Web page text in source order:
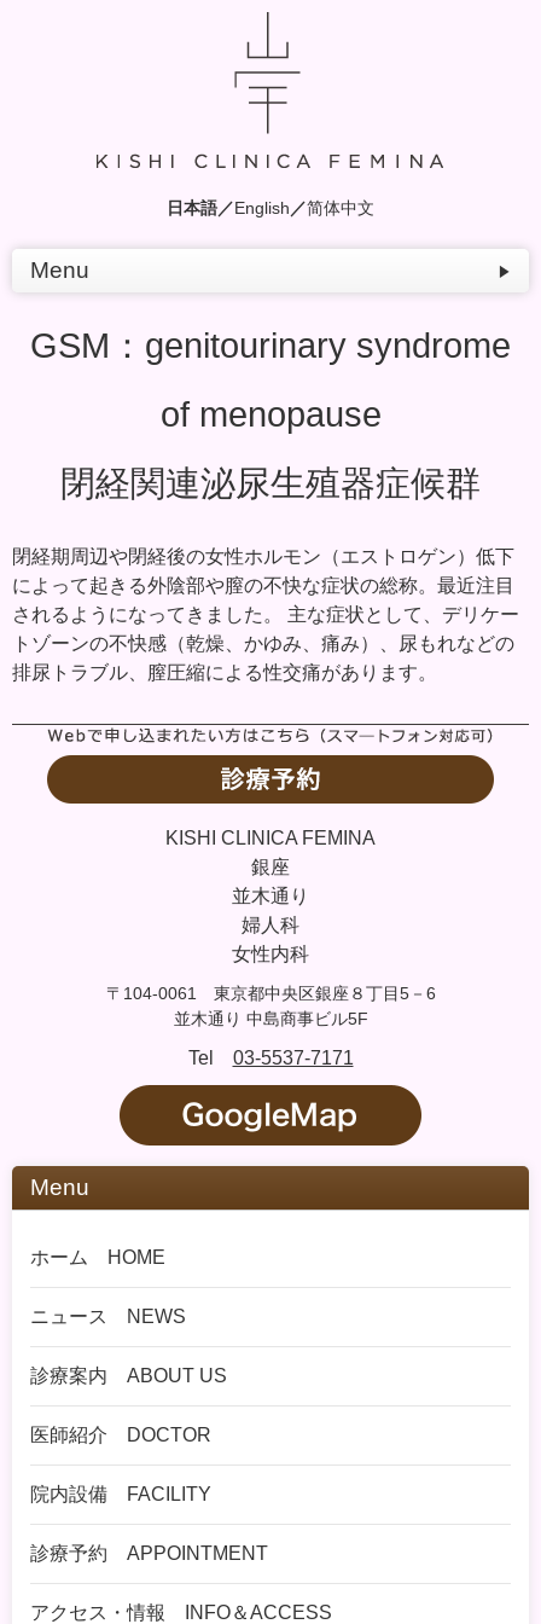
日本語／English ／简体中文
Menu
GSM：genitourinary syndrome
of menopause
閉経関連泌尿生殖器症候群
閉経期周辺や閉経後の女性ホルモン（エストロゲン）低下
によって起きる外陰部や膣の不快な症状の総称。最近注目
されるようになってきました。 主な症状として、デリケー
トゾーンの不快感（乾燥、かゆみ、痛み）、尿もれなどの
排尿トラブル、膣圧縮による性交痛があります。
KISHI CLINICA FEMINA
銀座
並木通り
婦人科
女性内科
〒104-0061 東京都中央区銀座８丁目5－6
並木通り 中島商事ビル5F
Tel 03-5537-7171
Menu
ホーム HOME
ニュース NEWS
診療案内 ABOUT US
医師紹介 DOCTOR
院内設備 FACILITY
診療予約 APPOINTMENT
アクセス・情報 INFO＆ACCESS